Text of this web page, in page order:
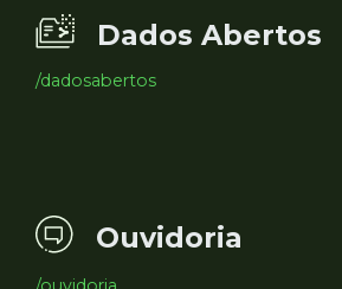
Dados Abertos
/dadosabertos
Ouvidoria